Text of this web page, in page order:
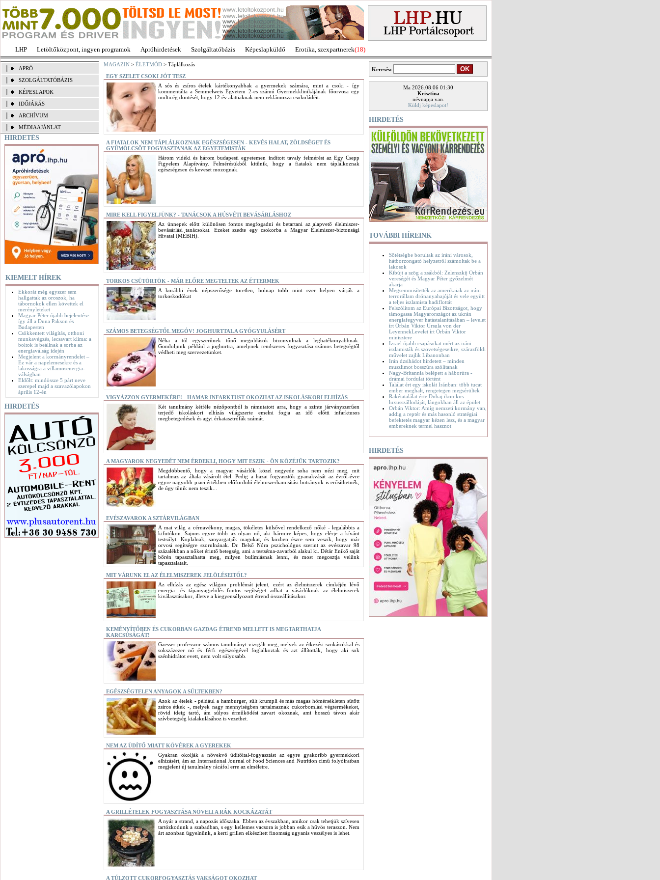
LHP Letöltőközpont, ingyen programok Apróhirdetések Szolgáltatóbázis Képeslapküldő Erotika, szexpartnerek(18)
APRÓ
SZOLGÁLTATÓBÁZIS
KÉPESLAPOK
IDŐJÁRÁS
ARCHÍVUM
MÉDIAAJÁNLAT
HIRDETÉS
KIEMELT HÍREK
Ekkorát még egyszer sem
hallgattak az oroszok, ha
tábornokok ellen követtek el
merényleteket
Magyar Péter újabb bejelentése:
így áll a Duna Pakson és
Budapesten
Csökkentett világítás, otthoni
munkavégzés, lecsavart klíma: a
boltok is beállnak a sorba az
energiaválság idején
Megjelent a kormányrendelet –
Ez vár a napelemesekre és a
lakosságra a villamosenergia-
válságban
Eldőlt: mindössze 5 párt neve
szerepel majd a szavazólapokon
április 12-én
HIRDETÉS
MAGAZIN > ÉLETMÓD > Táplálkozás
EGY SZELET CSOKI JÓT TESZ
A sós és zsíros ételek kártékonyabbak a gyermekek számára, mint a csoki - így
kommentálta a Semmelweis Egyetem 2-es számú Gyermekklinikájának főorvosa egy
multicég döntését, hogy 12 év alattiaknak nem reklámozza csokoládéit.
A FIATALOK NEM TÁPLÁLKOZNAK EGÉSZSÉGESEN - KEVÉS HALAT, ZÖLDSÉGET ÉS
GYÜMÖLCSÖT FOGYASZTANAK AZ EGYETEMISTÁK
Három vidéki és három budapesti egyetemen indított tavaly felmérést az Egy Csepp
Figyelem Alapítvány. Felmérésükből kitűnik, hogy a fiatalok nem táplálkoznak
egészségesen és keveset mozognak.
MIRE KELL FIGYELJÜNK? - TANÁCSOK A HÚSVÉTI BEVÁSÁRLÁSHOZ
Az ünnepek előtt különösen fontos megfogadni és betartani az alapvető élelmiszer-
bevásárlási tanácsokat. Ezeket szedte egy csokorba a Magyar Élelmiszer-biztonsági
Hivatal (MÉBIH).
TORKOS CSÜTÖRTÖK - MÁR ELŐRE MEGTELTEK AZ ÉTTERMEK
A korábbi évek népszerűsége töretlen, holnap több mint ezer helyen várják a
torkoskodókat
SZÁMOS BETEGSÉGTŐL MEGÓV! JOGHURTTAL A GYÓGYULÁSÉRT
Néha a túl egyszerűnek tűnő megoldások bizonyulnak a leghatékonyabbnak.
Gondoljunk például a joghurtra, amelynek rendszeres fogyasztása számos betegségtől
védheti meg szervezetünket.
VIGYÁZZON GYERMEKÉRE! - HAMAR INFARKTUST OKOZHAT AZ ISKOLÁSKORI ELHÍZÁS
Két tanulmány kétféle nézőpontból is rámutatott arra, hogy a szinte járványszerűen
terjedő iskoláskori elhízás világszerte emelni fogja az idő előtti infarktusos
megbetegedések és agyi érkatasztrófák számát.
A MAGYAROK NEGYEDÉT NEM ÉRDEKLI, HOGY MIT ESZIK - ÖN KÖZÉJÜK TARTOZIK?
Megdöbbentő, hogy a magyar vásárlók közel negyede soha nem nézi meg, mit
tartalmaz az általa vásárolt étel. Pedig a hazai fogyasztók gyanakvását az évről-évre
egyre nagyobb piaci értékben előforduló élelmiszerhamisítási botrányok is erősíthetnék,
de úgy tűnik nem teszik...
EVÉSZAVAROK A SZTÁRVILÁGBAN
A mai világ a cérnavékony, magas, tökéletes külsővel rendelkező nőké - legalábbis a
kifutókon. Sajnos egyre több az olyan nő, aki bármire képes, hogy elérje a kívánt
testsúlyt. Koplalnak, sanyargatják magukat, és közben észre sem veszik, hogy már
orvosi segítségre szorulnának. Dr. Belső Nóra pszichológus szerint az evészavar 98
százalékban a nőket érintő betegség, ami a testséma-zavarból alakul ki. Détár Enikő saját
bőrén tapasztalhatta meg, milyen bulímiásnak lenni, és most megosztja velünk
tapasztalatait.
MIT VÁRUNK EL AZ ÉLELMISZEREK JELÖLÉSEITŐL?
Az elhízás az egész világon problémát jelent, ezért az élelmiszerek címkéjén lévő
energia- és tápanyagjelölés fontos segítséget adhat a vásárlóknak az élelmiszerek
kiválasztásakor, illetve a kiegyensúlyozott étrend összeállításakor.
KEMÉNYÍTŐBEN ÉS CUKORBAN GAZDAG ÉTREND MELLETT IS MEGTARTHATJA
KARCSÚSÁGÁT!
Gaesser professzor számos tanulmányt vizsgált meg, melyek az étkezési szokásokkal és
sokszázezer nő és férfi egészségével foglalkoztak és azt állították, hogy aki sok
szénhidrátot evett, nem volt súlyosabb.
EGÉSZSÉGTELEN ANYAGOK A SÜLTEKBEN?
Azok az ételek - például a hamburger, sült krumpli és más magas hőmérsékleten sütött
zsíros étkek -, melyek nagy mennyiségben tartalmaznak cukorbomlási végtermékeket,
rövid ideig tartó, ám súlyos érműködési zavart okoznak, ami hosszú távon akár
szívbetegség kialakulásához is vezethet.
NEM AZ ÜDÍTŐ MIATT KÖVÉREK A GYEREKEK
Gyakran okolják a növekvő üdítőital-fogyasztást az egyre gyakoribb gyermekkori
elhízásért, ám az International Journal of Food Sciences and Nutrition című folyóiratban
megjelent új tanulmány rácáfol erre az elméletre.
A GRILLÉTELEK FOGYASZTÁSA NÖVELI A RÁK KOCKÁZATÁT
A nyár a strand, a napozás időszaka. Ebben az évszakban, amikor csak tehetjük szívesen
tartózkodunk a szabadban, s egy kellemes vacsora is jobban esik a hűvös teraszon. Nem
árt azonban ügyelnünk, a kerti grillen elkészített finomság ugyanis veszélyes is lehet.
A TÚLZOTT CUKORFOGYASZTÁS VAKSÁGOT OKOZHAT
Keresés:
Ma 2026.08.06 01:30
Krisztina
névnapja van.
Küldj képeslapot!
HIRDETÉS
TOVÁBBI HÍREINK
Sötétségbe borultak az iráni városok,
hátborzongató helyzetről számoltak be a
lakosok
Kibújt a szög a zsákból: Zelenszkij Orbán
vereségét és Magyar Péter győzelmét
akarja
Megsemmisítették az amerikaiak az iráni
terrorállam drónanyahajóját és vele együtt
a teljes iszlamista hadiflottát
Felszólítom az Európai Bizottságot, hogy
támogassa Magyarországot az ukrán
energiafegyver hatástalanításában – levelet
írt Orbán Viktor Ursula von der
LeyennekLevelet írt Orbán Viktor
minisztere
Izrael újabb csapásokat mért az iráni
iszlamisták és szövetségeseikre, szárazföldi
művelet zajlik Libanonban
Irán dzsihádot hirdetett – minden
muszlimot bosszúra szólítanak
Nagy-Britannia belépett a háborúra -
drámai fordulat történt
Találat ért egy iskolát Iránban: több tucat
ember meghalt, rengetegen megsérültek
Rakétatalálat érte Dubaj ikonikus
luxusszállodáját, lángokban áll az épület
Orbán Viktor: Amíg nemzeti kormány van,
addig a reptér és más hasonló stratégiai
befektetés magyar kézen lesz, és a magyar
embereknek termel hasznot
HIRDETÉS